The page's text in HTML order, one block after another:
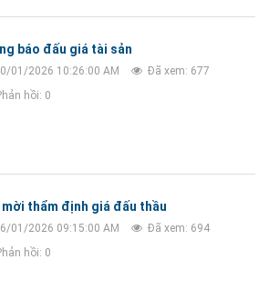
báo đấu giá tài sản
01/2026 10:26:00 AM
Đã xem: 677
hồi: 0
thẩm định giá đấu thầu
01/2026 09:15:00 AM
Đã xem: 694
hồi: 0